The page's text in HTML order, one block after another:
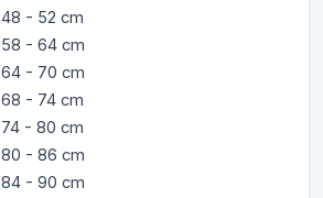
48 - 52 cm
58 - 64 cm
64 - 70 cm
68 - 74 cm
74 - 80 cm
80 - 86 cm
84 - 90 cm